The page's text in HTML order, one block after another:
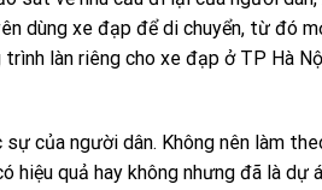
dùng xe đạp để di chuyển, từ đó
làn riêng cho xe đạp ở TP Hà
của người dân. Không nên làm
hiệu quả hay không nhưng đã là dự